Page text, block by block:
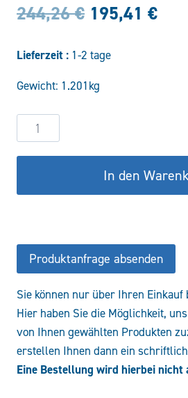
244,26€
war:
244,26 €
195,41 €
Lieferzeit : 1-2 tage
Gewicht: 1.201kg
2/2-
Wege
Sitzventil
12-
NOT-
24VDC
Menge
In den
Produktanfrage absenden
Sie können nur über Ihren Einkauf
Hier haben Sie die Möglichkeit,
von Ihnen gewählten Produkten
erstellen Ihnen dann ein
Eine Bestellung wird hierbei nicht